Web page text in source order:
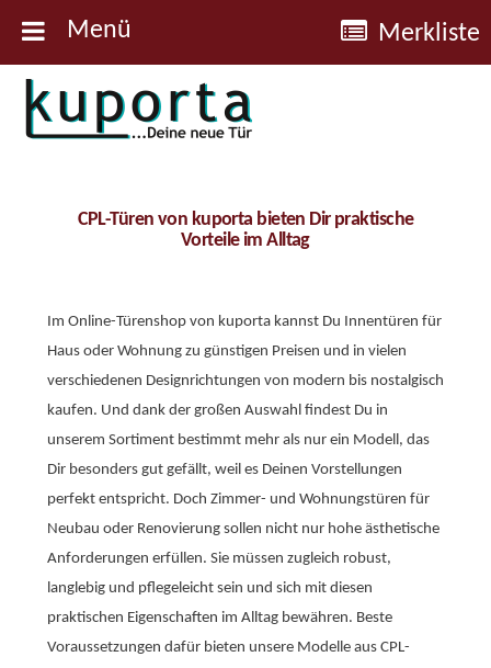
Kuporta
CPL-Türen von kuporta bieten Dir praktische
Vorteile im Alltag
Im Online-Türenshop von kuporta kannst Du Innentüren für
Haus oder Wohnung zu günstigen Preisen und in vielen
verschiedenen Designrichtungen von modern bis nostalgisch
kaufen. Und dank der großen Auswahl findest Du in
unserem Sortiment bestimmt mehr als nur ein Modell, das
Dir besonders gut gefällt, weil es Deinen Vorstellungen
perfekt entspricht. Doch Zimmer- und Wohnungstüren für
Neubau oder Renovierung sollen nicht nur hohe ästhetische
Anforderungen erfüllen. Sie müssen zugleich robust,
langlebig und pflegeleicht sein und sich mit diesen
praktischen Eigenschaften im Alltag bewähren. Beste
Voraussetzungen dafür bieten unsere Modelle aus CPL-
Menü Merkliste